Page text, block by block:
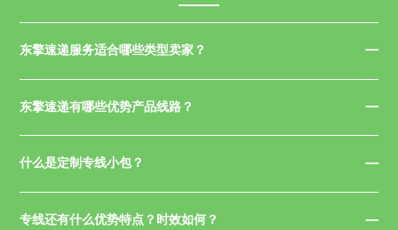
东擎速递服务适合哪些类型卖家？
东擎速递有哪些优势产品线路？
什么是定制专线小包？
专线还有什么优势特点？时效如何？